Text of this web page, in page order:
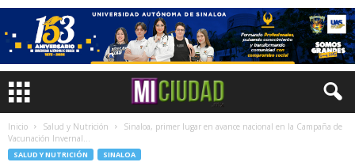
Inicio Salud y Nutrición
Sinaloa, primer lugar en avance nacional en la Campaña de
Vacunación Invernal...
SALUD Y NUTRICIÓN SINALOA